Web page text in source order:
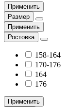
Применить
Размер
Применить
Ростовка
158-164
170-176
164
176
Применить